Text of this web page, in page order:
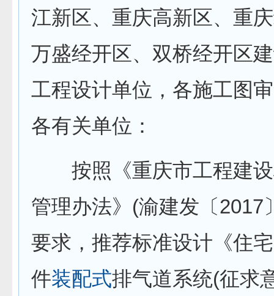
江新区、重庆高新区、重
万盛经开区、双桥经开区
工程设计单位，各施工图
各有关单位：
按照《重庆市工程建设
管理办法》(渝建发〔2017
要求，推荐标准设计《住
件装配式排气道系统(征求